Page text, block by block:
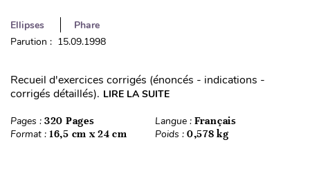
Ellipses
Phare
Parution : 15.09.1998
Recueil d'exercices corrigés (énoncés - indications -
corrigés détaillés). LIRE LA SUITE
Pages : 320 Pages Langue : Français
Format : 16,5 cm x 24 cm Poids : 0,578 kg